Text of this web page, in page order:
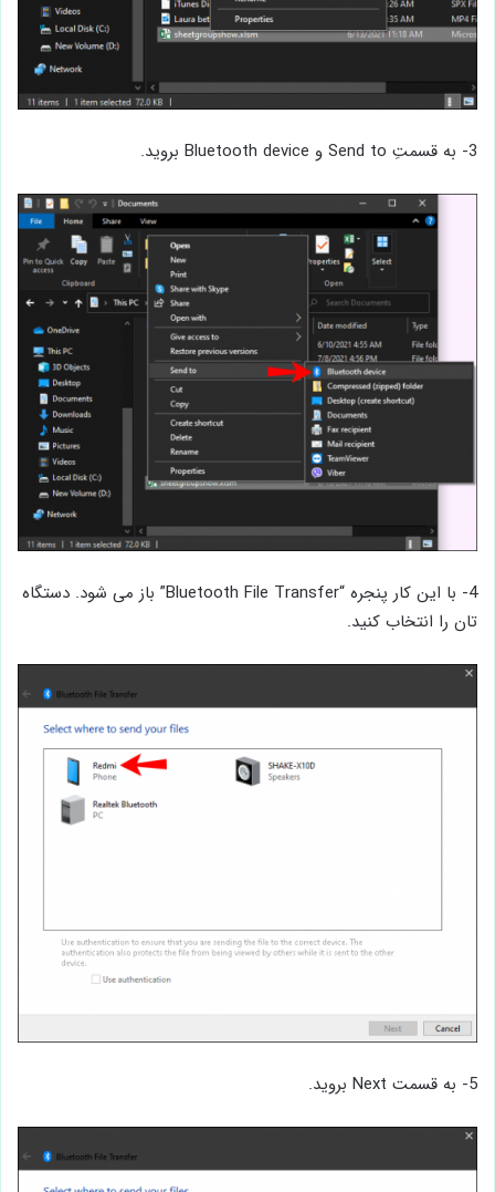
3- به قسمتِ Send to و Bluetooth device بروید.
4- با این کار پنجره “Bluetooth File Transfer” باز می شود. دستگاه
تان را انتخاب کنید.
5- به قسمت Next بروید.